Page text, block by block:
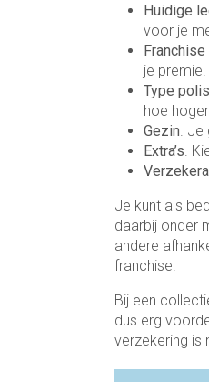
Huidige
voor je
je premie.
Type polis
hoe
Gezin. Je
Extra’s.
Je kunt als
daarbij onder
andere
franchise.
Bij een
dus erg
verzekering is